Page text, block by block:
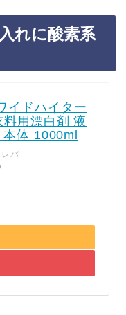
れに酸素系
イドハイター
用漂白剤 液
体 1000ml
バ